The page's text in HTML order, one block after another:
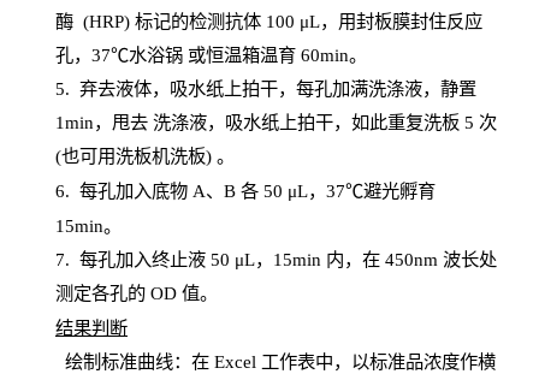
酶 (HRP) 标记的检测抗体 100 μL，用封板膜封住反应
孔， 37℃水浴锅 或恒温箱温育60min。
5. 弃去液体，吸水纸上拍干，每孔加满洗涤液，静置
1min，甩去 洗涤液，吸水纸上拍干，如此重复洗板 5 次
(也可用洗板机洗板) 。
6. 每孔加入底物A、B 各 50 μL，37℃避光孵育
15min。
7. 每孔加入终止液 50 μL， 15min 内，在450nm 波长处
测定各孔的 OD 值。
结果判断
绘制标准曲线：在 Excel 工作表中，以标准品浓度作横